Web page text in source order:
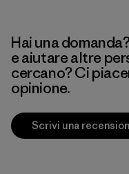
Hai una
e aiutare altre
cercano? Ci
opinione.
Scrivi una